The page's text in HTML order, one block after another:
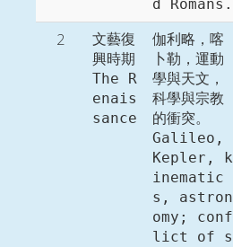
2
文藝復
興時期
The R
enais
sance
伽利略，喀
卜勒，運動
學與天文，
科學與宗教
的衝突。
Galileo,
Kepler, k
inematic
s, astron
omy; conf
lict of s